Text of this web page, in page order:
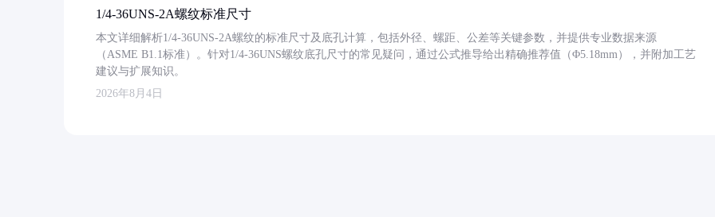
1/4-36UNS-2A螺纹标准尺寸
本文详细解析1/4-36UNS-2A螺纹的标准尺寸及底孔计算，包括外径、螺距、公差等关键参数，并提供专业数据来源
（ASME B1.1标准）。针对1/4-36UNS螺纹底孔尺寸的常见疑问，通过公式推导给出精确推荐值（Φ5.18mm），并附加工艺
建议与扩展知识。
2026年8月4日